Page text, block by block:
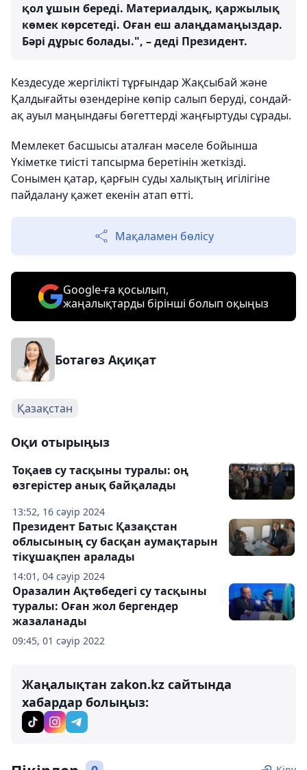
қол ұшын береді. Материалдық, қаржылық
көмек көрсетеді. Оған еш алаңдамаңыздар.
Бәрі дұрыс болады.", – деді Президент.
Кездесуде жергілікті тұрғындар Жақсыбай және
Қалдығайты өзендеріне көпір салып беруді, сондай-
ақ ауыл маңындағы бөгеттерді жаңғыртуды сұрады.
Мемлекет басшысы аталған мәселе бойынша
Үкіметке тиісті тапсырма беретінін жеткізді.
Сонымен қатар, қарғын суды халықтың игілігіне
пайдалану қажет екенін атап өтті.
Мақаламен бөлісу
Google-ға қосылып,
жаңалықтарды бірінші болып оқыңыз
Ботагөз Ақиқат
Қазақстан
Оқи отырыңыз
13:52, 16 сәуір 2024
Тоқаев су тасқыны туралы: оң
өзгерістер анық байқалады
14:01, 04 сәуір 2024
Президент Батыс Қазақстан
облысының су басқан аумақтарын
тікұшақпен аралады
09:45, 01 сәуір 2022
Оразалин Ақтөбедегі су тасқыны
туралы: Оған жол бергендер
жазаланады
Жаңалықтан zakon.kz сайтында
хабардар болыңыз: